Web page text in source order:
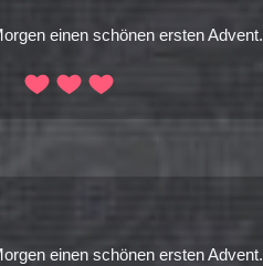
einen schönen ersten Advent.
einen schönen ersten Advent.